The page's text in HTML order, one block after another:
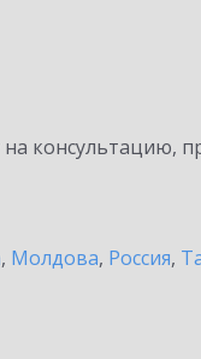
консультацию,
, Молдова, Россия,